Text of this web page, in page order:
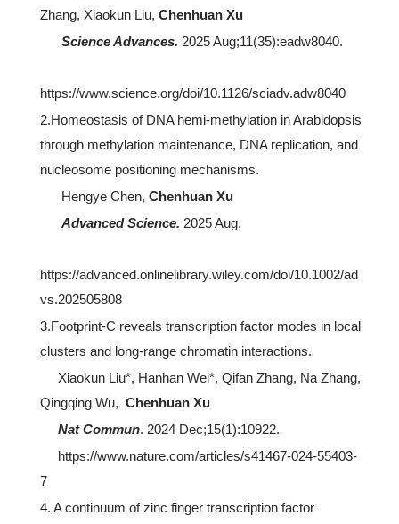
Zhang, Xiaokun Liu, Chenhuan Xu
Science Advances. 2025 Aug;11(35):eadw8040.
https://www.science.org/doi/10.1126/sciadv.adw8040
2.Homeostasis of DNA hemi-methylation in Arabidopsis
through methylation maintenance, DNA replication, and
nucleosome positioning mechanisms.
Hengye Chen, Chenhuan Xu
Advanced Science. 2025 Aug.
https://advanced.onlinelibrary.wiley.com/doi/10.1002/ad
vs.202505808
3.Footprint-C reveals transcription factor modes in local
clusters and long-range chromatin interactions.
Xiaokun Liu*, Hanhan Wei*, Qifan Zhang, Na Zhang,
Qingqing Wu, Chenhuan Xu
Nat Commun. 2024 Dec;15(1):10922.
https://www.nature.com/articles/s41467-024-55403-
7
4. A continuum of zinc finger transcription factor